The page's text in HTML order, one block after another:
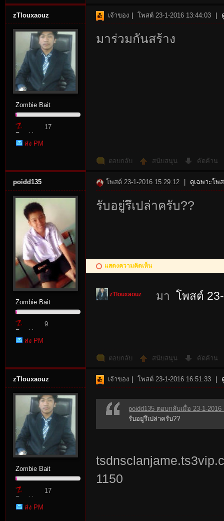
zTlouxaouz
Zombie Bait
Zombie
Point
17
ส่ง PM
เจ้าของ โพสต์ 23-1-2016 13:44:03
มาร่วมกันสร้าง
ตอบกลับ สนับสนุน คัดค้าน
poidd135
Zombie Bait
Zombie
Point
9
ส่ง PM
โพสต์ 23-1-2016 15:29:12 ดูเฉพาะโพ
รับอยู่รึเปล่าครับ??
แสดงความคิดเห็น
zTlouxaouz มา โพสต์
ตอบกลับ สนับสนุน คัดค้าน
zTlouxaouz
Zombie Bait
Zombie
Point
17
ส่ง PM
เจ้าของ โพสต์ 23-1-2016 16:51:33
poidd135 ตอบกลับเมื่อ 23-1-2016
รับอยู่รึเปล่าครับ??
1150